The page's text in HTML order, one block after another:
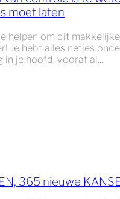
moet laten
helpen om dit
Je hebt alles netjes
in je hoofd, vooraf al...
365 nieuwe